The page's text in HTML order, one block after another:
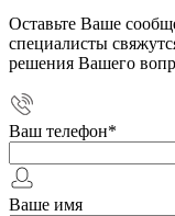
Оставьте Ваше
специалисты
решения Вашего
Ваш телефон*
Ваше имя